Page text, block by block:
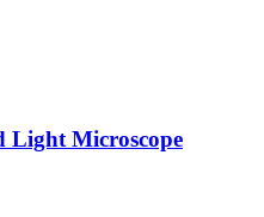
Light Microscope